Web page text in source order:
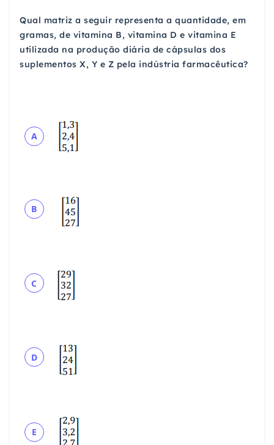
Qual matriz a seguir representa a quantidade, em
gramas, de vitamina B, vitamina D e vitamina E
utilizada na produção diária de cápsulas dos
suplementos X, Y e Z pela indústria farmacêutica?
A
B
C
D
E